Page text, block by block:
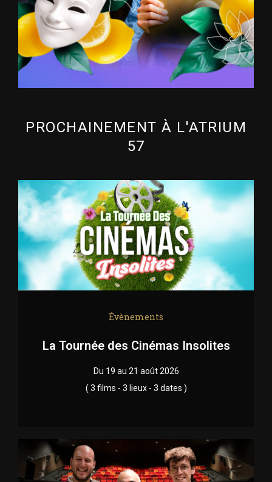
PROCHAINEMENT À L'ATRIUM
57
Évènements
La Tournée des Cinémas Insolites
Du 19 au 21 août 2026
( 3 films - 3 lieux - 3 dates )